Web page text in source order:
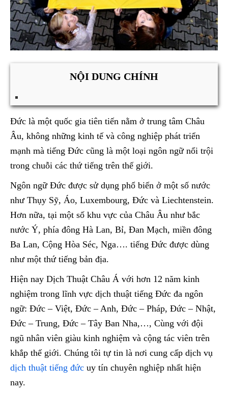
NỘI DUNG CHÍNH
Đức là một quốc gia tiên tiến nằm ở trung tâm Châu
Âu, không những kinh tế và công nghiệp phát triển
mạnh mà tiếng Đức cũng là một loại ngôn ngữ nổi trội
trong chuỗi các thứ tiếng trên thế giới.
Ngôn ngữ Đức được sử dụng phổ biến ở một số nước
như Thụy Sỹ, Áo, Luxembourg, Đức và Liechtenstein.
Hơn nữa, tại một số khu vực của Châu Âu như bắc
nước Ý, phía đông Hà Lan, Bỉ, Đan Mạch, miền đông
Ba Lan, Cộng Hòa Séc, Nga…. tiếng Đức được dùng
như một thứ tiếng bản địa.
Hiện nay Dịch Thuật Châu Á với hơn 12 năm kinh
nghiệm trong lĩnh vực dịch thuật tiếng Đức đa ngôn
ngữ: Đức – Việt, Đức – Anh, Đức – Pháp, Đức – Nhật,
Đức – Trung, Đức – Tây Ban Nha,…, Cùng với đội
ngũ nhân viên giàu kinh nghiệm và cộng tác viên trên
khắp thế giới. Chúng tôi tự tin là nơi cung cấp dịch vụ
dịch thuật tiếng đức uy tín chuyên nghiệp nhất hiện
nay.